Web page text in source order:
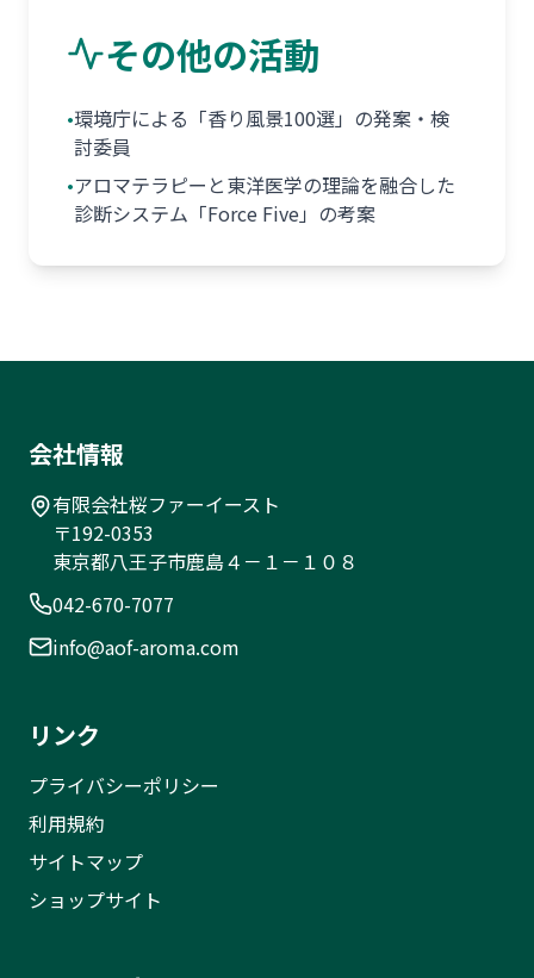
その他の活動
•環境庁による「香り風景100選」の発案・検
討委員
•アロマテラピーと東洋医学の理論を融合した
診断システム「Force Five」の考案
会社情報
有限会社桜ファーイースト
〒192-0353
東京都八王子市鹿島４－１－１０８
042-670-7077
info@aof-aroma.com
リンク
プライバシーポリシー
利用規約
サイトマップ
ショップサイト